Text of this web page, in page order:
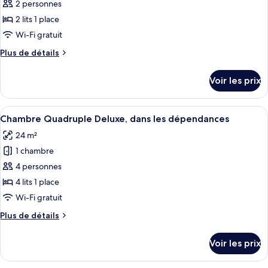
pour
ce
type
chambre :
avec
lits
jumeaux,
dans
les
dépendances
2 personnes
2 lits 1 place
Wi-Fi gratuit
Plus de détails
Plus
le
type
de
Chambre
Deluxe
avec
lits
jumeaux,
dans
les
dépendances
Voir les prix
Afficher
toutes
les
photos
pour
ce
type
chambre :
Deluxe,
Une chambre d’hôtel moderne,
5
Chambre Quadruple Deluxe, dans les dépendances
24 m²
1 chambre
4 personnes
4 lits 1 place
Wi-Fi gratuit
Plus de détails
Plus
le
Voir les prix